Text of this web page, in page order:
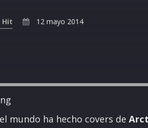
Hit 12 mayo 2014
mundo ha hecho covers de